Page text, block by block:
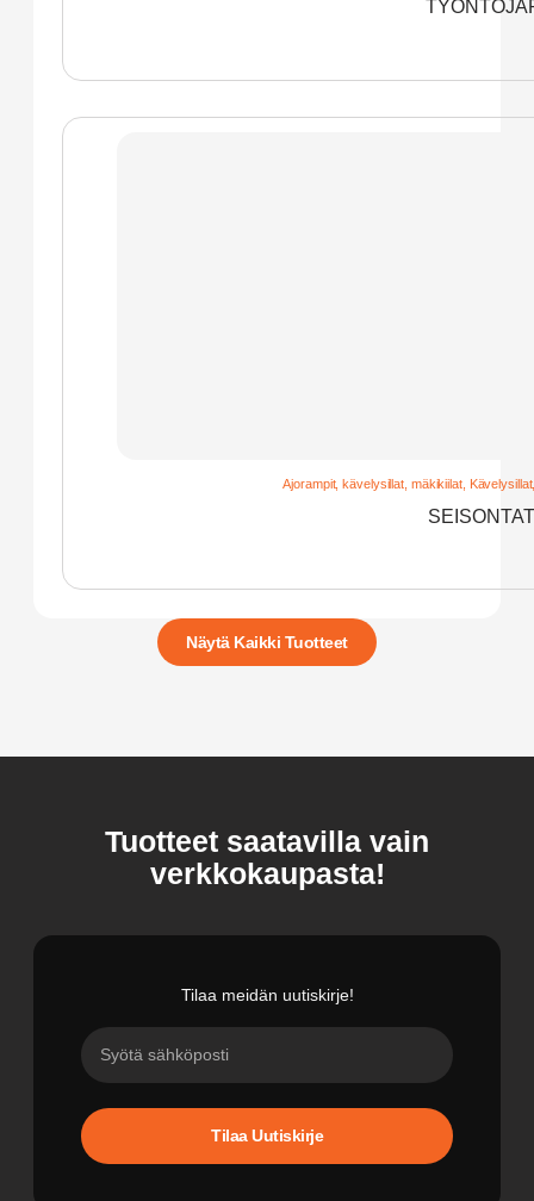
Näytä Kaikki Tuotteet
Ajorampit, kävelysillat, mäkikiilat, Kävelysillat
Tuotteet saatavilla vain
verkkokaupasta!
Tilaa meidän uutiskirje!
Tilaa Uutiskirje